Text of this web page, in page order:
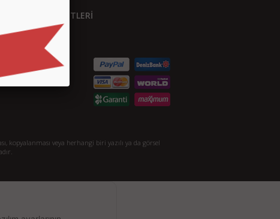
MÜŞTERİ HİZMETLERİ
İletişim
Hakkımızda
veya herhangi biri yazılı ya da görsel